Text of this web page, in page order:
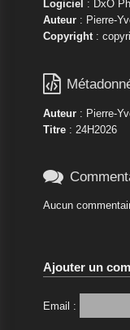
Logiciel : DxO
Auteur: Pierre-
Copyright:

Auteur: Pierre-
Titre: 24H2026

Aucun
Ajouter un
Email :